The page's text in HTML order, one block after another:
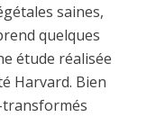
saines,
quelques
étude réalisée
Harvard. Bien